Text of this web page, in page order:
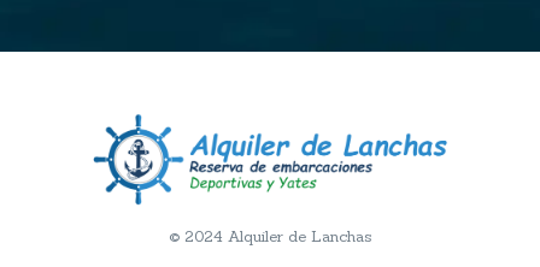
© 2024 Alquiler de Lanchas